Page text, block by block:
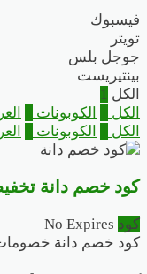
فيسبوك
تويتر
جوجل بلس
بينتيريست
الكل 1
الكل
الكوبونات
الكل
الكوبونات
كود خصم دانة تخفيض فعال
كود No Expires
كود خصم دانة خصومات